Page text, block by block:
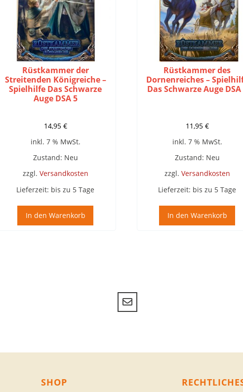
Rüstkammer der
Streitenden Königreiche –
Spielhilfe Das Schwarze
Auge DSA 5
14,95 €
inkl. 7 % MwSt.
Zustand: Neu
zzgl. Versandkosten
Lieferzeit: bis zu 5 Tage
In den Warenkorb
Rüstkammer des
Dornenreiches –
Das Schwarze Auge DSA
11,95 €
inkl. 7 % MwSt.
Zustand: Neu
zzgl. Versandkosten
Lieferzeit: bis zu 5 Tage
In den Warenkorb
SHOP